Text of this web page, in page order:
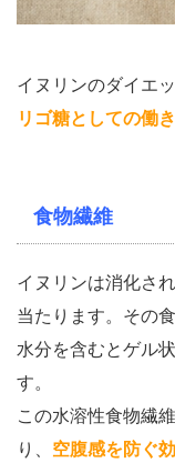
イヌリンのダイエ
リゴ糖としての働き
食物繊維
イヌリンは消化さ
当たります。その
水分を含むとゲル
す。
この水溶性食物繊
り、 空腹感を防ぐ